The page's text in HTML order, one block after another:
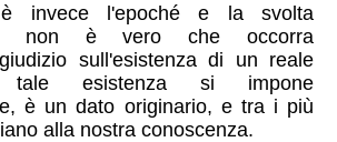
è invece l'epoché e la svolta
non è vero che occorra
sull'esistenza di un reale
tale esistenza si impone
è un dato originario, e tra i più
alla nostra conoscenza.